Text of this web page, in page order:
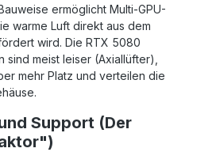
ermöglicht Multi-GPU-
warme Luft direkt aus dem
wird. Die RTX 5080
sind meist leiser (Axiallüfter),
mehr Platz und verteilen die
Support (Der